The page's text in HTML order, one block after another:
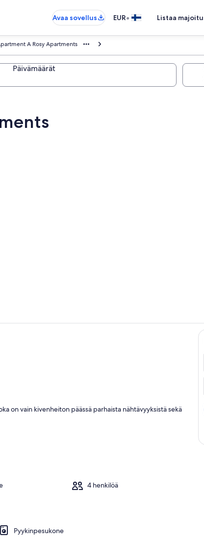
Avaa sovellus
EUR• Listaa
A Rosy Apartments
Päivämäärät
on vain kivenheiton päässä parhaista nähtävyyksistä sekä
4 henkilöä
Pyykinpesukone